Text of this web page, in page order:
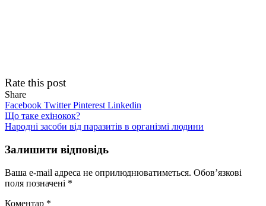
Rate this post
Share
Facebook TwitterPinterest Linkedin
Навігація
записів
Що таке ехінокок?
Народні засоби від паразитів в організмі людини
Залишити відповідь
Ваша e-mail адреса не оприлюднюватиметься. Обов’язкові
поля позначені *
Коментар *